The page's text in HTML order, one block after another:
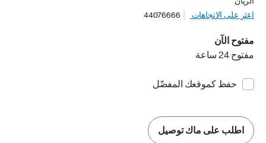
الريان
اعثر على الاتجاهات
44076666
مفتوح الآن
مفتوح 24 ساعة
حفظ كموقعك المفضّل
اطلب على ماك توصيل